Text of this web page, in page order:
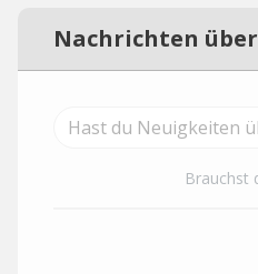
Nachrichten
Brauchst